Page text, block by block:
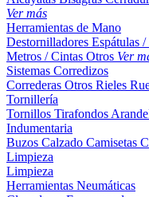
Ver más
Herramientas de Mano
Destornilladores Espátulas
Metros / Cintas Otros Ver
Sistemas Corredizos
Correderas Otros Rieles
Tornillería
Tornillos Tirafondos
Indumentaria
Buzos Calzado Camisetas
Limpieza
Limpieza
Herramientas Neumáticas